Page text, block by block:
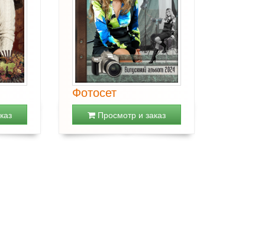
Фотосет
Просмотр и заказ